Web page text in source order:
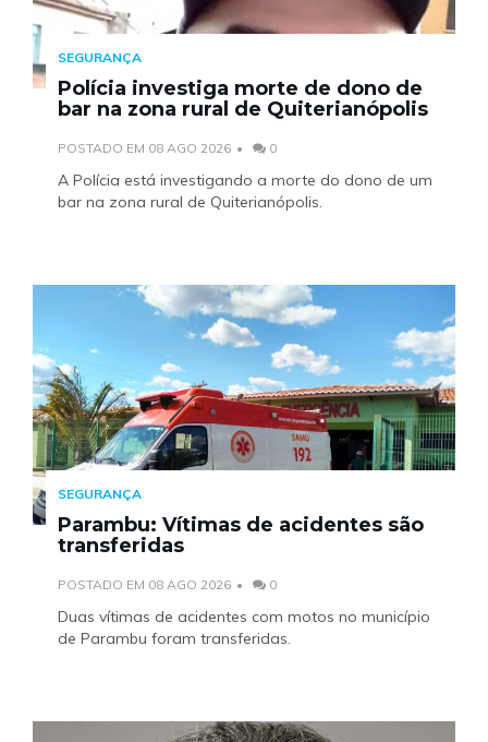
SEGURANÇA
Polícia investiga morte de dono de
bar na zona rural de Quiterianópolis
POSTADO EM 08 AGO 2026 0
A Polícia está investigando a morte do dono de um
bar na zona rural de Quiterianópolis.
SEGURANÇA
Parambu: Vítimas de acidentes são
transferidas
POSTADO EM 08 AGO 2026 0
Duas vítimas de acidentes com motos no município
de Parambu foram transferidas.